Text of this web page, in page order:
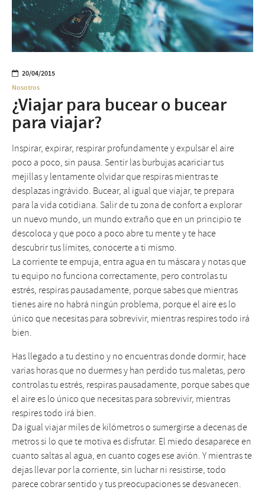
20/04/2015
Nosotros
¿Viajar para bucear o bucear
para viajar?
Inspirar, expirar, respirar profundamente y expulsar el aire
poco a poco, sin pausa. Sentir las burbujas acariciar tus
mejillas y lentamente olvidar que respiras mientras te
desplazas ingrávido. Bucear, al igual que viajar, te prepara
para la vida cotidiana. Salir de tu zona de confort a explorar
un nuevo mundo, un mundo extraño que en un principio te
descoloca y que poco a poco abre tu mente y te hace
descubrir tus límites, conocerte a ti mismo.
La corriente te empuja, entra agua en tu máscara y notas que
tu equipo no funciona correctamente, pero controlas tu
estrés, respiras pausadamente, porque sabes que mientras
tienes aire no habrá ningún problema, porque el aire es lo
único que necesitas para sobrevivir, mientras respires todo irá
bien.
Has llegado a tu destino y no encuentras donde dormir, hace
varias horas que no duermes y han perdido tus maletas, pero
controlas tu estrés, respiras pausadamente, porque sabes que
el aire es lo único que necesitas para sobrevivir, mientras
respires todo irá bien.
Da igual viajar miles de kilómetros o sumergirse a decenas de
metros si lo que te motiva es disfrutar. El miedo desaparece en
cuanto saltas al agua, en cuanto coges ese avión. Y mientras te
dejas llevar por la corriente, sin luchar ni resistirse, todo
parece cobrar sentido y tus preocupaciones se desvanecen.